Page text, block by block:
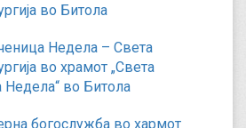
во Битола
Недела – Света
во храмот „Света
во Битола
богослужба во хармот